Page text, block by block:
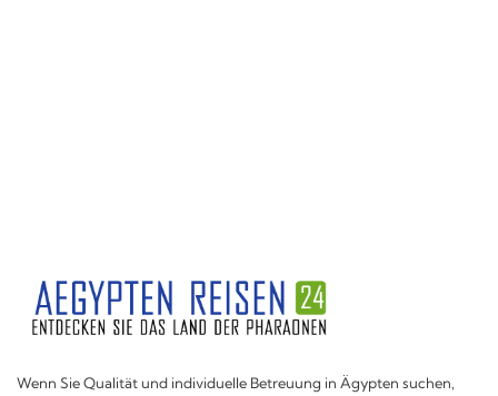
Wenn Sie Qualität und individuelle Betreuung in Ägypten suchen,